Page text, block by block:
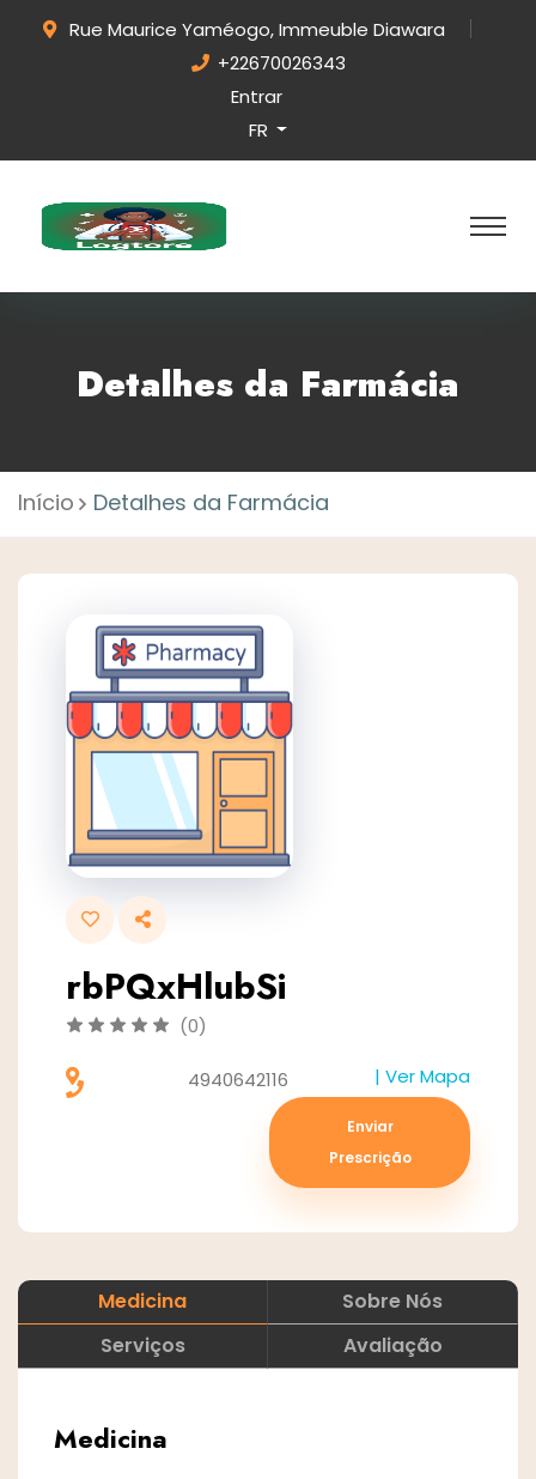
Rue Maurice Yaméogo, Immeuble Diawara
+22670026343
Entrar
FR
Detalhes da Farmácia
Início Detalhes da Farmácia
rbPQxHlubSi
(0)
| Ver Mapa
4940642116
Enviar
Prescrição
Medicina
Sobre Nós
Serviços
Avaliação
Medicina